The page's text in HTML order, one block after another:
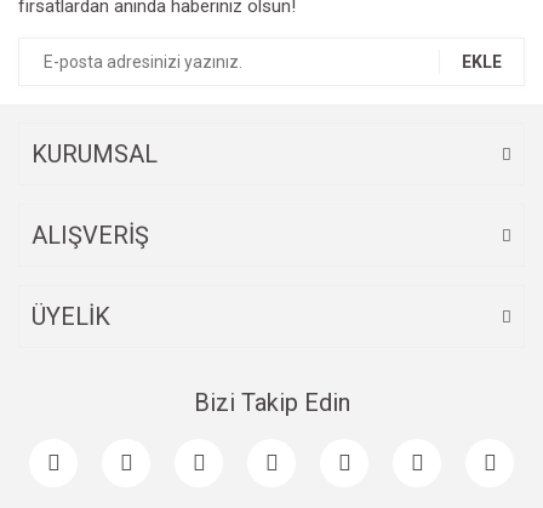
Ürün açıklamasında eksik bilgiler bulunuyor.
fırsatlardan anında haberiniz olsun!
EKLE
KURUMSAL
ALIŞVERİŞ
ÜYELİK
Bizi Takip Edin